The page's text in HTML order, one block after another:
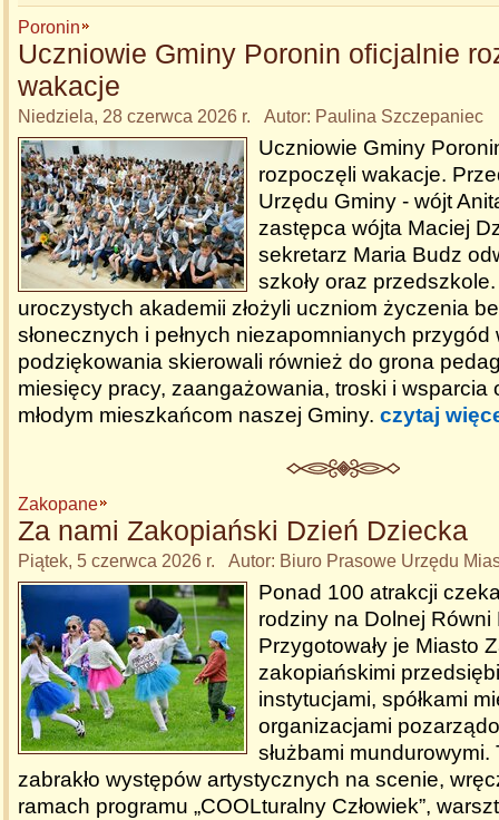
Poronin
Uczniowie Gminy Poronin oficjalnie
wakacje
Niedziela, 28 czerwca 2026 r. Autor: Paulina Szczepaniec
Uczniowie Gminy
rozpoczęli wakacje.
Urzędu Gminy - wójt
zastępca wójta Maciej
sekretarz Maria Budz
szkoły oraz
uroczystych akademii złożyli uczniom życzenia
słonecznych i pełnych niezapomnianych przygód
podziękowania skierowali również do grona
miesięcy pracy, zaangażowania, troski i wsparcia
młodym mieszkańcom naszej Gminy. czytaj
Zakopane
Za nami Zakopiański Dzień Dziecka
Piątek, 5 czerwca 2026 r. Autor: Biuro Prasowe Urzędu
Ponad 100 atrakcji
rodziny na Dolnej Równi
Przygotowały je Miasto
zakopiańskimi
instytucjami, spółkami
organizacjami
służbami
zabrakło występów artystycznych na scenie,
ramach programu „COOLturalny Człowiek”,